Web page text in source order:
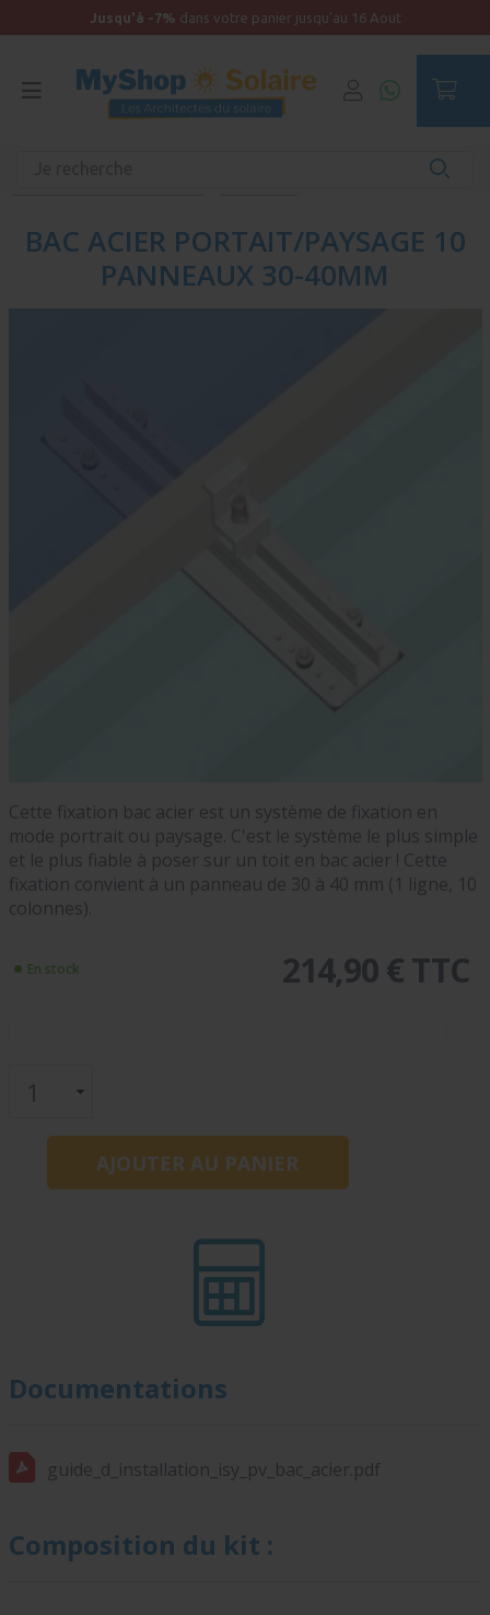
Jusqu'à -7% dans votre panier jusqu'au 16 Aout
BAC ACIER PORTAIT/PAYSAGE 10
PANNEAUX 30-40MM
Cette fixation bac acier est un système de fixation en
mode portrait ou paysage. C'est le système le plus simple
et le plus fiable à poser sur un toit en bac acier ! Cette
fixation convient à un panneau de 30 à 40 mm (1 ligne, 10
colonnes).
En stock 214,90 € TTC
Documentations
guide_d_installation_isy_pv_bac_acier.pdf
Composition du kit :